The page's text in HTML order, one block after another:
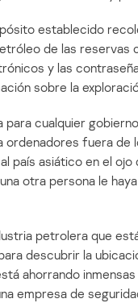
establecido
de las reservas
y las
sobre la
para cualquier
fuera de
país asiático en el
otra persona le
petrolera que
descubrir la
ahorrando
empresa de